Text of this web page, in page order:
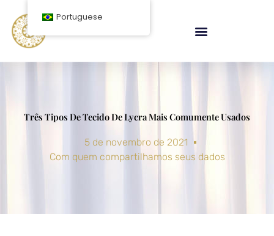
para
conteúdo
Três Tipos De Tecido De Lycra Mais Comumente Usados
5 de novembro de 2021
Com quem compartilhamos seus dados
Portuguese